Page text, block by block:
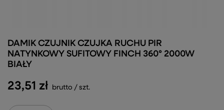
23,51 zł brutto / szt.
DAMIK CZUJNIK CZUJKA RUCHU PIR
NATYNKOWY SUFITOWY FINCH 360° 2000W
BIAŁY